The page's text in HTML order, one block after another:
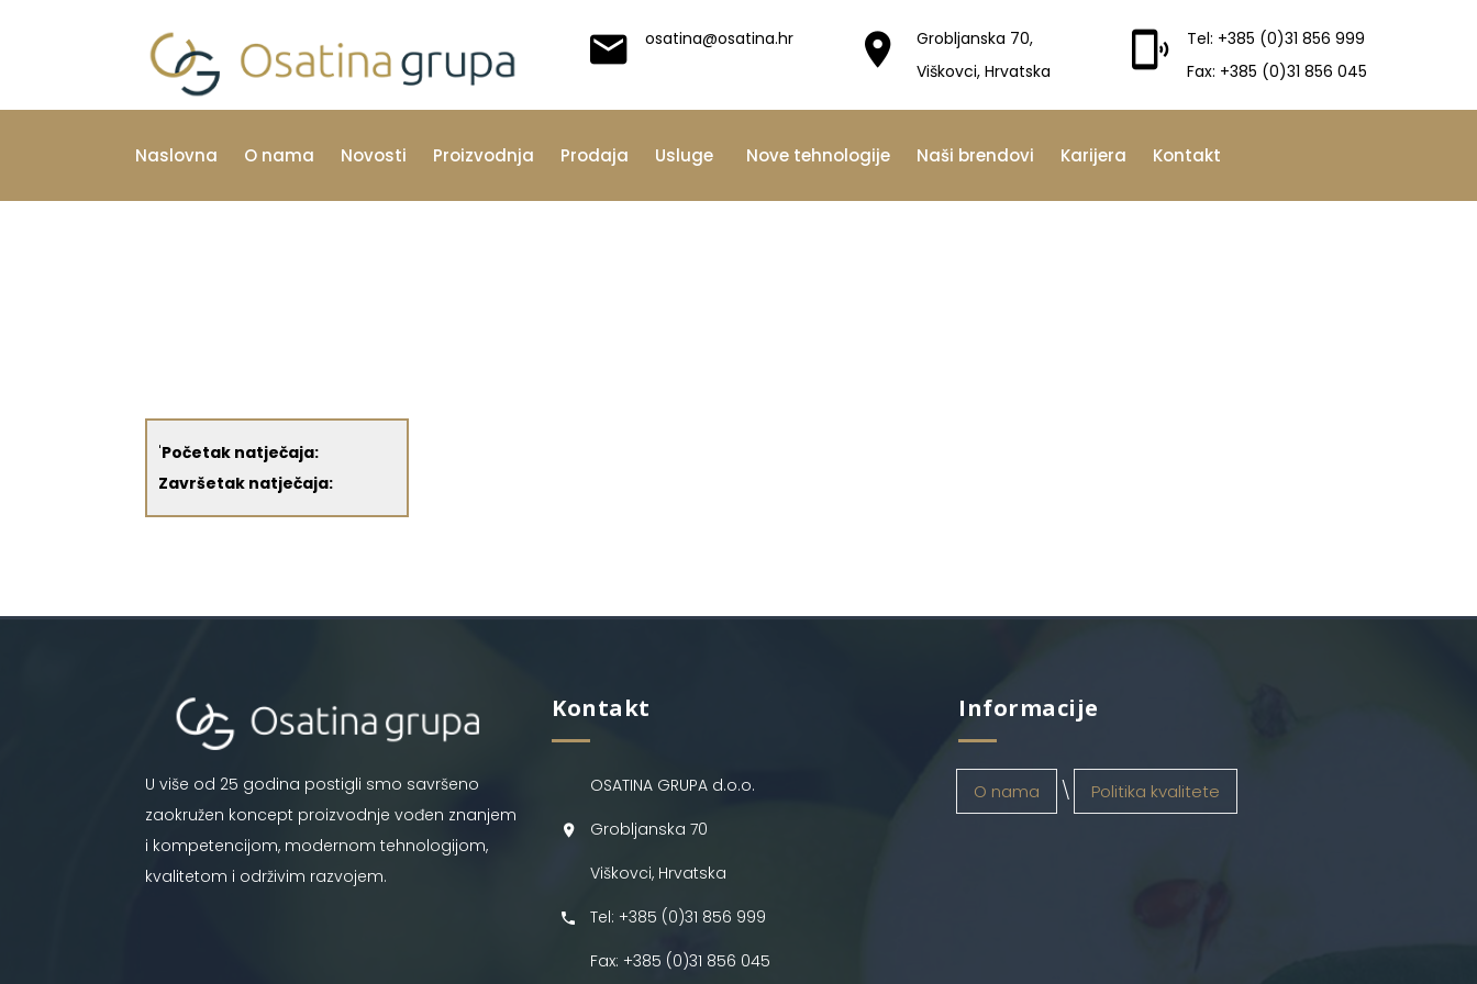
osatina@osatina.hr
Grobljanska 70,
Viškovci, Hrvatska
Tel: +385 (0)31 856 999
Fax: +385 (0)31 856 045
Naslovna O nama Novosti Proizvodnja Prodaja Usluge Nove tehnologije Naši brendovi Karijera Kontakt
'Početak natječaja:
Završetak natječaja:
U više od 25 godina postigli smo savršeno
zaokružen koncept proizvodnje vođen znanjem
i kompetencijom, modernom tehnologijom,
kvalitetom i održivim razvojem.
Kontakt
OSATINA GRUPA d.o.o.
Grobljanska 70
Viškovci, Hrvatska
Tel: +385 (0)31 856 999
Fax: +385 (0)31 856 045
Informacije
O nama Politika kvalitete